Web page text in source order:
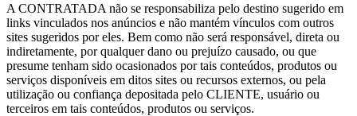
A CONTRATADA não se responsabiliza pelo destino sugerido em
links vinculados nos anúncios e não mantém vínculos com outros
sites sugeridos por eles. Bem como não será responsável, direta ou
indiretamente, por qualquer dano ou prejuízo causado, ou que
presume tenham sido ocasionados por tais conteúdos, produtos ou
serviços disponíveis em ditos sites ou recursos externos, ou pela
utilização ou confiança depositada pelo CLIENTE, usuário ou
terceiros em tais conteúdos, produtos ou serviços.